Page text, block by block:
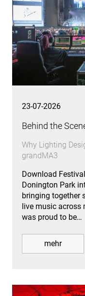
23-07-2026
Behind the
Why Lighting
grandMA3
Download
Donington Park
bringing together
live music across
was proud to be…
mehr